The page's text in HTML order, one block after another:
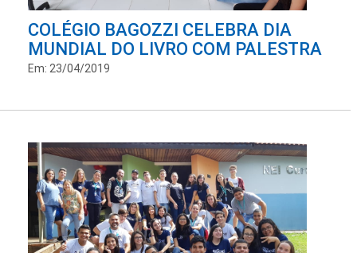
COLÉGIO BAGOZZI CELEBRA DIA
MUNDIAL DO LIVRO COM PALESTRA
Em: 23/04/2019